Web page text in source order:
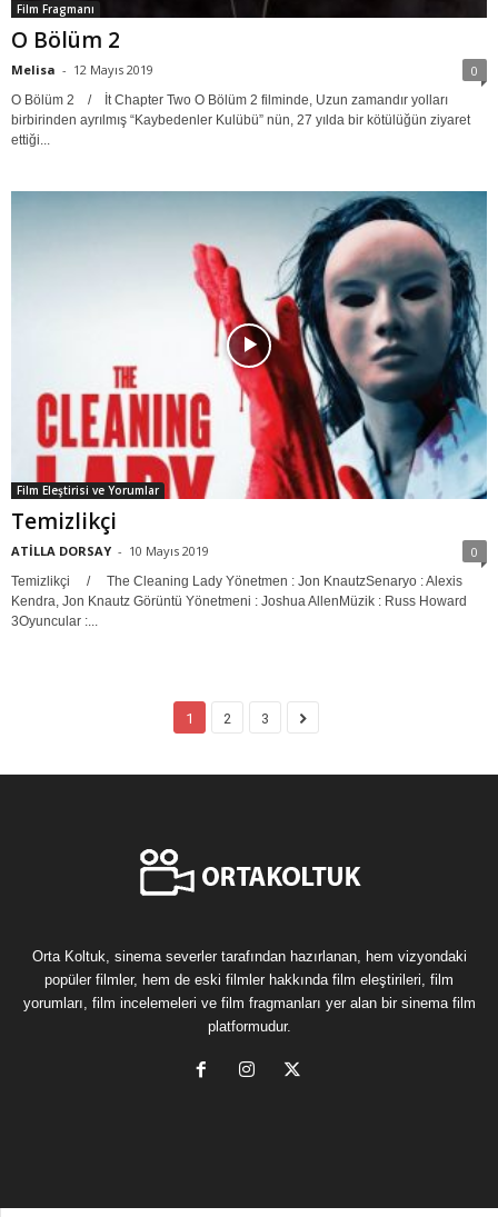
Film Fragmanı
O Bölüm 2
Melisa - 12 Mayıs 2019 0
O Bölüm 2 / İt Chapter Two O Bölüm 2 filminde, Uzun zamandır yolları
birbirinden ayrılmış “Kaybedenler Kulübü” nün, 27 yılda bir kötülüğün ziyaret
ettiği...
Film Eleştirisi ve Yorumlar
Temizlikçi
ATİLLA DORSAY - 10 Mayıs 2019 0
Temizlikçi / The Cleaning Lady Yönetmen : Jon KnautzSenaryo : Alexis
Kendra, Jon Knautz Görüntü Yönetmeni : Joshua AllenMüzik : Russ Howard
3Oyuncular :...
1 2 3
Orta Koltuk, sinema severler tarafından hazırlanan, hem vizyondaki
popüler filmler, hem de eski filmler hakkında film eleştirileri, film
yorumları, film incelemeleri ve film fragmanları yer alan bir sinema film
platformudur.